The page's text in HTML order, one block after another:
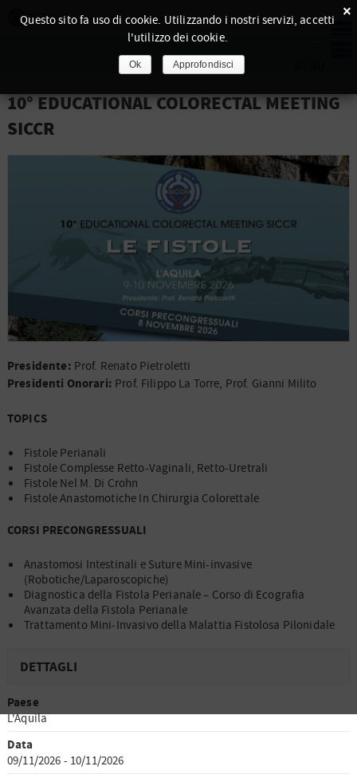
10° EDUCATIONAL COLORECTAL MEETING
SICCR
Presidente: Prof. Renato Pietroletti
Presidenti Onorari: Prof. Filippo La Torre, Prof. Gianni Milito
TOPICS
Fistole Perianali
Fistole Complesse Retto-Vaginali, Retto-Uretrali
Fistole Nel M. Di Crohn
Fistole Anastomotiche In Chirurgia Colorettale
CORSI PRECONGRESSUALI
Anastomosi Intestinali e Suture Mini-invasive
(Robotiche/Laparoscopiche)
Diagnostica della Fistola Perianale – Corso di Ecografia
Avanzata della Fistola Perianale
Trattamento Mini-Invasivo della Malattia Fistolosa Pilonidale
DETTAGLI
Paese
L'Aquila
Data
09/11/2026 - 10/11/2026
×
Questo sito fa uso di cookie. Utilizzando i nostri servizi, accetti
l'utilizzo dei cookie.
Ok Approfondisci